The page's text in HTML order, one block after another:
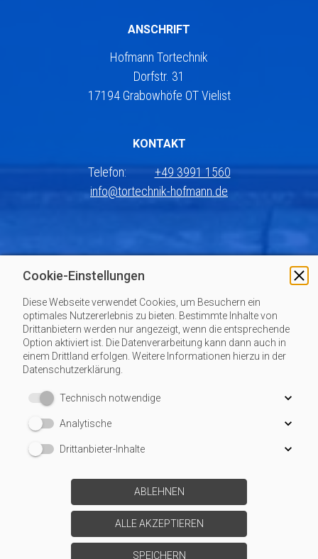
ANSCHRIFT
Hofmann Tortechnik
Dorfstr. 31
17194 Grabowhöfe OT Vielist
KONTAKT
Telefon: +49 3991 1560
info@tortechnik-hofmann.de
ANGEBOTSANFRAGE
Sie haben Interesse an unseren Dienstleistungen, oder
möchten ein Angebot einholen? Schreiben Sie uns an. Wir
gehen genau auf Ihre Anliegen ein und schlagen Ihnen eine
praktikable und kostengünstige Lösung vor.
Angebotsanfrage
Cookie-Einstellungen
Diese Webseite verwendet Cookies, um Besuchern ein
optimales Nutzererlebnis zu bieten. Bestimmte Inhalte von
Drittanbietern werden nur angezeigt, wenn die entsprechende
Option aktiviert ist. Die Datenverarbeitung kann dann auch in
einem Drittland erfolgen. Weitere Informationen hierzu in der
Datenschutzerklärung.
Technisch notwendige
Analytische
Drittanbieter-Inhalte
ABLEHNEN
ALLE AKZEPTIEREN
SPEICHERN